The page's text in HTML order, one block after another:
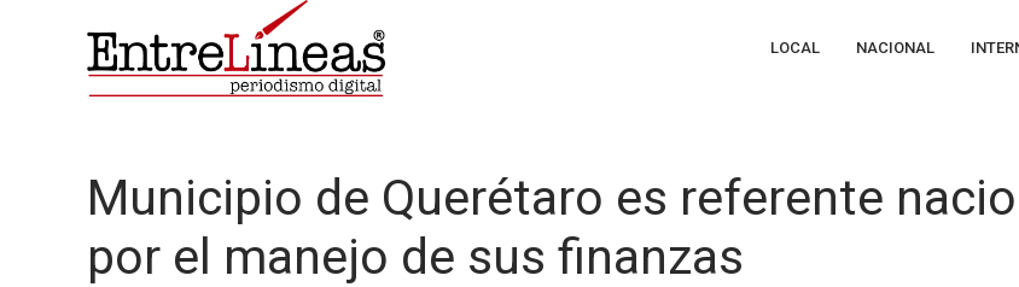
LOCAL NACIONAL
Municipio de Querétaro es referente
por el manejo de sus finanzas